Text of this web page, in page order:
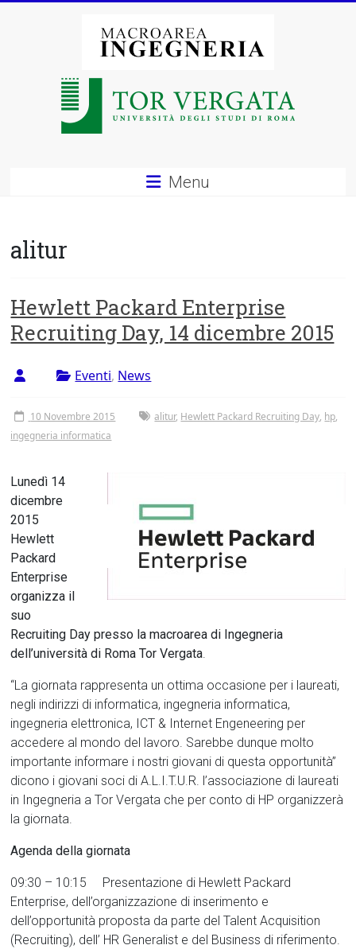
Macroarea
degli
di
Roma
Tor
Vergata
Menu
alitur
Hewlett Packard Enterprise
Recruiting Day, 14 dicembre 2015
Eventi, News
10 Novembre 2015 alitur, Hewlett Packard Recruiting Day, hp,
ingegneria informatica
Lunedì 14
dicembre
2015
Hewlett
Packard
Enterprise
organizza il
suo
Recruiting Day presso la macroarea di Ingegneria
dell’università di Roma Tor Vergata.
“La giornata rappresenta un ottima occasione per i laureati,
negli indirizzi di informatica, ingegneria informatica,
ingegneria elettronica, ICT & Internet Engeneering per
accedere al mondo del lavoro. Sarebbe dunque molto
importante informare i nostri giovani di questa opportunità”
dicono i giovani soci di A.L.I.T.U.R. l’associazione di laureati
in Ingegneria a Tor Vergata che per conto di HP organizzerà
la giornata.
Agenda della giornata
09:30 – 10:15 Presentazione di Hewlett Packard
Enterprise, dell’organizzazione di inserimento e
dell’opportunità proposta da parte del Talent Acquisition
(Recruiting), dell’ HR Generalist e del Business di riferimento.